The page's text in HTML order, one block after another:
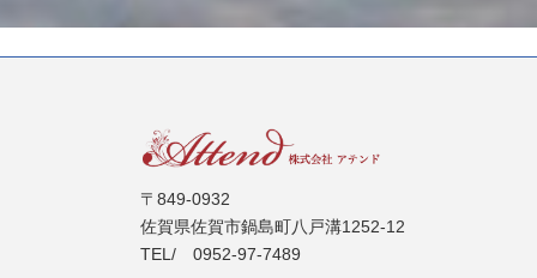
〒849-0932
佐賀県佐賀市鍋島町八戸溝1252-12
TEL/ 0952-97-7489